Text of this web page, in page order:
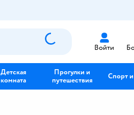
Войти
Детская
комната
Прогулки и
путешествия
Спорт